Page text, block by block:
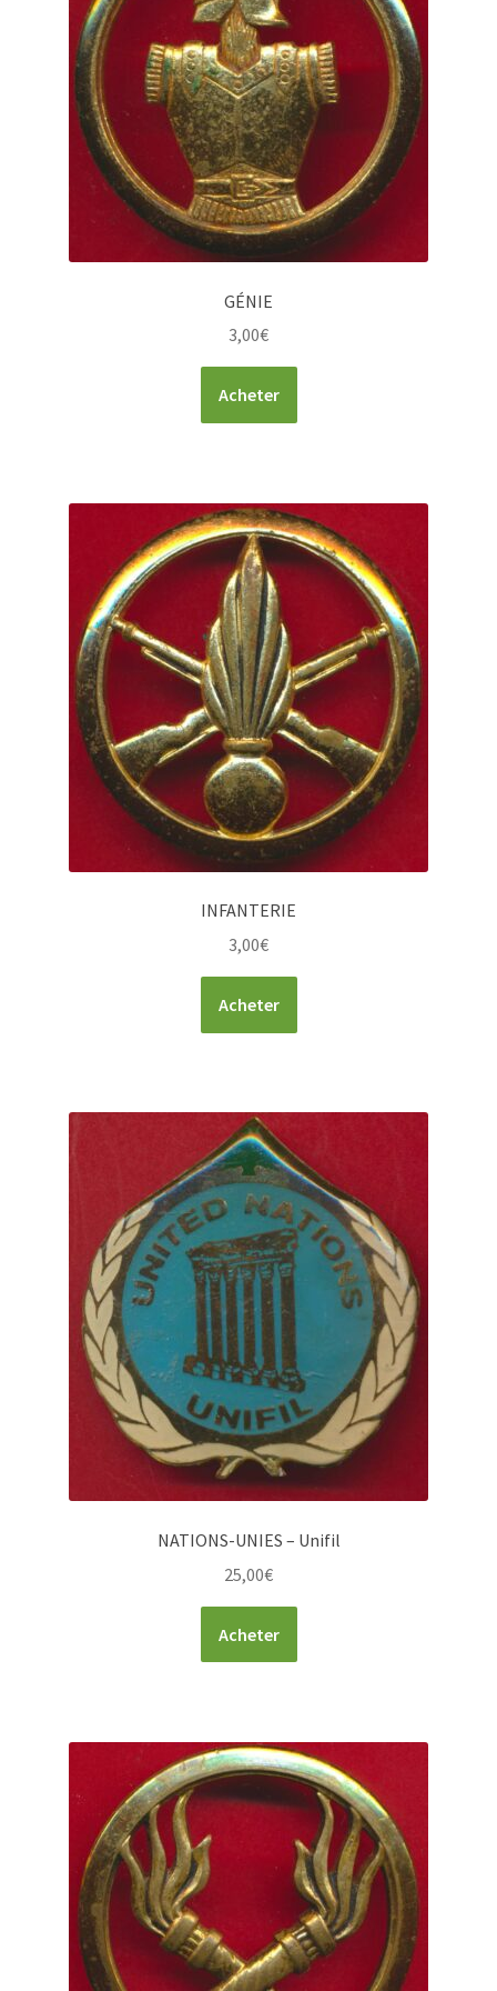
GÉNIE
3,00€
Acheter
INFANTERIE
3,00€
Acheter
NATIONS-UNIES – Unifil
25,00€
Acheter